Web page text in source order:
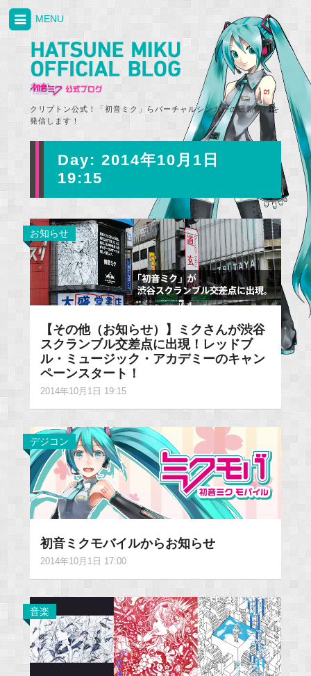
クリプトン公式！「初音ミク」らバーチャルシンガーの最新情報を
発信します！
MENU
Day: 2014年10月1日
19:15
お知らせ
【その他（お知らせ）】ミクさんが渋谷
スクランブル交差点に出現！レッドブ
ル・ミュージック・アカデミーのキャン
ペーンスタート！
2014年10月1日 19:15
デジコン
初音ミクモバイルからお知らせ
2014年10月1日 17:00
音楽